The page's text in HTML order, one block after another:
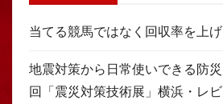
当てる競馬ではなく回収率を上
地震対策から日常使いできる防
回「震災対策技術展」横浜・レ